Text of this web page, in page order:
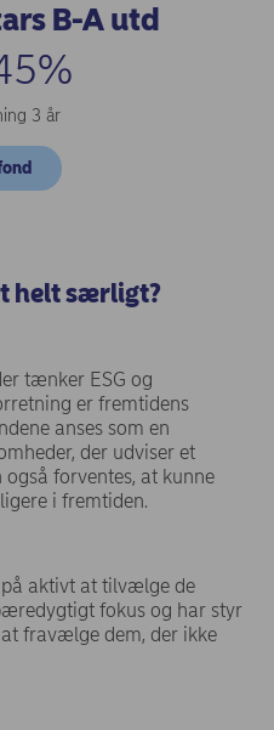
B-A utd
3 år
helt særligt?
tænker ESG og
er fremtidens
anses som en
der udviser et
forventes, at kunne
i fremtiden.
på aktivt at tilvælge de
fokus og har styr
fravælge dem, der ikke